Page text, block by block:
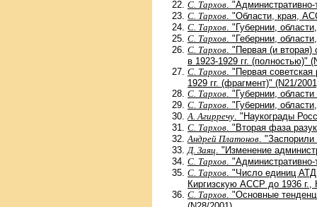
С. Тархов .
С. Тархов . "Области, края,
С. Тархов . "Губернии,
С. Тархов . "Гебернии,
С. Тархов . "Первая (и
в 1923-1929 гг. (полностью)"
С. Тархов . "Первая
1929 гг. (фрагмент)" (N21/
С. Тархов . "Губернии,
С. Тархов . "Губернии,
А. Агирречу . "Наукограды
С. Тархов . "Вторая фаза
Андрей Платонов .
Д. Заяц . "Изменение
С. Тархов .
С. Тархов . "Число единиц
Киргизскую АССР до 1936
С. Тархов . "Основные